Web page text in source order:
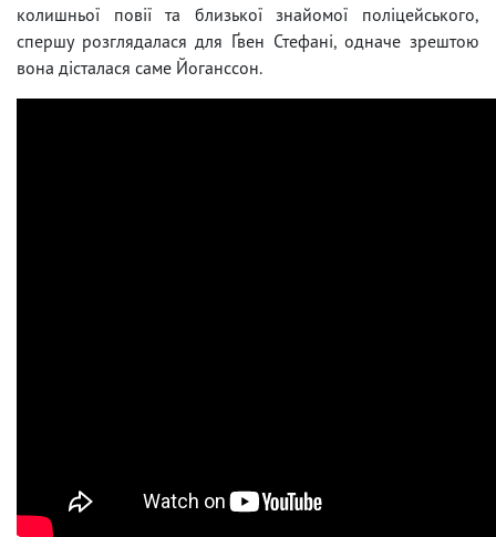
колишньої повії та близької знайомої поліцейського,
спершу розглядалася для Ґвен Стефані, одначе зрештою
вона дісталася саме Йоганссон.